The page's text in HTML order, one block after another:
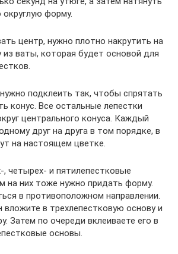
форму.
центр, нужно плотно накрутить на
из ваты, которая будет основой для
подклеить так, чтобы спрятать
конус. Все остальные лепестки
центрального конуса. Каждый
друг на друга в том порядке, в
на настоящем цветке.
, четырех- и пятилепестковые
на них тоже нужно придать форму.
в противоположном направлении.
вложите в трехлепестковую основу и
Затем по очереди вклеиваете его в
основы.